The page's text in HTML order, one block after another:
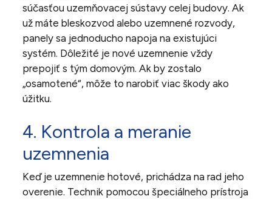
súčasťou uzemňovacej sústavy celej budovy. Ak
už máte bleskozvod alebo uzemnené rozvody,
panely sa jednoducho napoja na existujúci
systém. Dôležité je nové uzemnenie vždy
prepojiť s tým domovým. Ak by zostalo
„osamotené“, môže to narobiť viac škody ako
úžitku.
4. Kontrola a meranie
uzemnenia
Keď je uzemnenie hotové, prichádza na rad jeho
overenie. Technik pomocou špeciálneho prístroja